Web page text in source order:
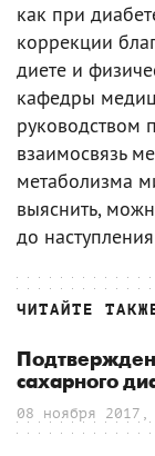
как при
коррекции
диете и
кафедры
руководством
взаимосвязь
метаболизма
выяснить,
до
ЧИТАЙТЕ
сахарного
08 ноября